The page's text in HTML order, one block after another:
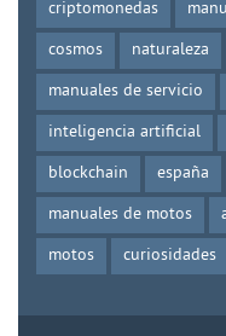
criptomonedas
cosmos
naturaleza
manuales de servicio
inteligencia artificial
blockchain
españa
manuales de motos
motos
curiosidades